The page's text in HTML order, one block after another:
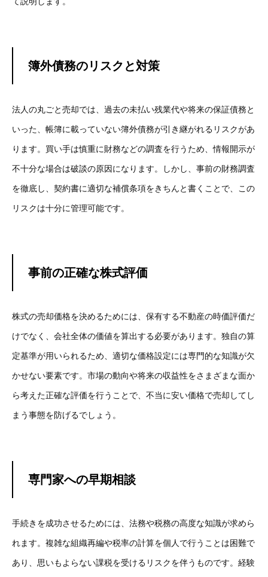
簿外債務のリスクと対策
法人の丸ごと売却では、過去の未払い残業代や将来の保証債務と
いった、帳簿に載っていない簿外債務が引き継がれるリスクがあ
ります。買い手は慎重に財務などの調査を行うため、情報開示が
不十分な場合は破談の原因になります。しかし、事前の財務調査
を徹底し、契約書に適切な補償条項をきちんと書くことで、この
リスクは十分に管理可能です。
事前の正確な株式評価
株式の売却価格を決めるためには、保有する不動産の時価評価だ
けでなく、会社全体の価値を算出する必要があります。独自の算
定基準が用いられるため、適切な価格設定には専門的な知識が欠
かせない要素です。市場の動向や将来の収益性をさまざまな面か
ら考えた正確な評価を行うことで、不当に安い価格で売却してし
まう事態を防げるでしょう。
専門家への早期相談
手続きを成功させるためには、法務や税務の高度な知識が求めら
れます。複雑な組織再編や税率の計算を個人で行うことは困難で
あり、思いもよらない課税を受けるリスクを伴うものです。経験